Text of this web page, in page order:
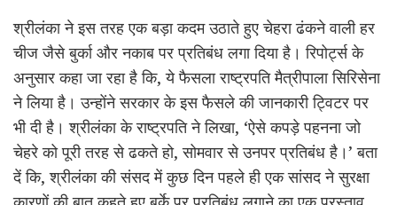
श्रीलंका ने इस तरह एक बड़ा कदम उठाते हुए चेहरा ढंकने वाली हर
चीज जैसे बुर्का और नकाब पर प्रतिबंध लगा दिया है। रिपोर्ट्स के
अनुसार कहा जा रहा है कि, ये फैसला राष्ट्रपति मैत्रीपाला सिरिसेना
ने लिया है। उन्होंने सरकार के इस फैसले की जानकारी ट्विटर पर
भी दी है। श्रीलंका के राष्‍ट्रपति ने लिखा, ‘ऐसे कपड़े पहनना जो
चेहरे को पूरी तरह से ढकते हो, सोमवार से उनपर प्रतिबंध है।’ बता
दें कि, श्रीलंका की संसद में कुछ दिन पहले ही एक सांसद ने सुरक्षा